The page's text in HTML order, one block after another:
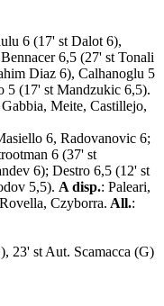
6 (17' st Dalot 6),
6,5 (27' st Tonali
Diaz 6), Calhanoglu 5
5 (17' st Mandzukic 6,5).
Meite, Castillejo,
6, Radovanovic 6;
6 (37' st
6); Destro 6,5 (12' st
5,5). A disp.: Paleari,
Czyborra. All.:
23' st Aut. Scamacca (G)